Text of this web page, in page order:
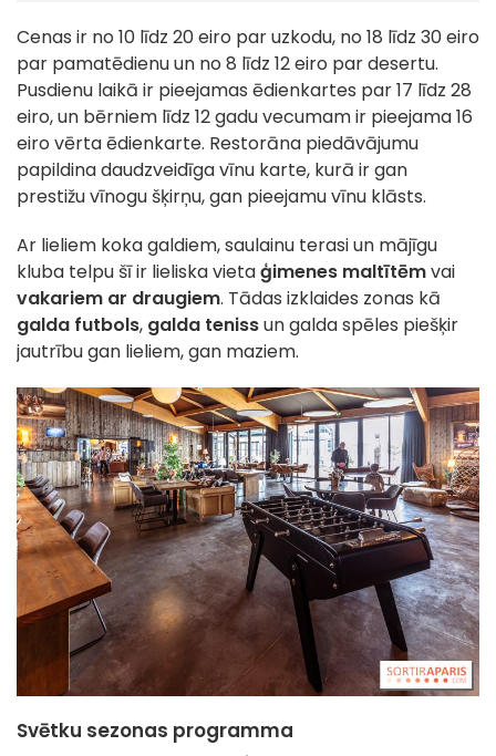
Cenas ir no 10 līdz 20 eiro par uzkodu, no 18 līdz 30 eiro
par pamatēdienu un no 8 līdz 12 eiro par desertu.
Pusdienu laikā ir pieejamas ēdienkartes par 17 līdz 28
eiro, un bērniem līdz 12 gadu vecumam ir pieejama 16
eiro vērta ēdienkarte. Restorāna piedāvājumu
papildina daudzveidīga vīnu karte, kurā ir gan
prestižu vīnogu šķirņu, gan pieejamu vīnu klāsts.
Ar lieliem koka galdiem, saulainu terasi un mājīgu
kluba telpu šī ir lieliska vietaģimenes maltītēmvai
vakariem ar draugiem. Tādas izklaides zonas kā
galda futbols, galda tenissun galda spēles piešķir
jautrību gan lieliem, gan maziem.
Svētku sezonas programma